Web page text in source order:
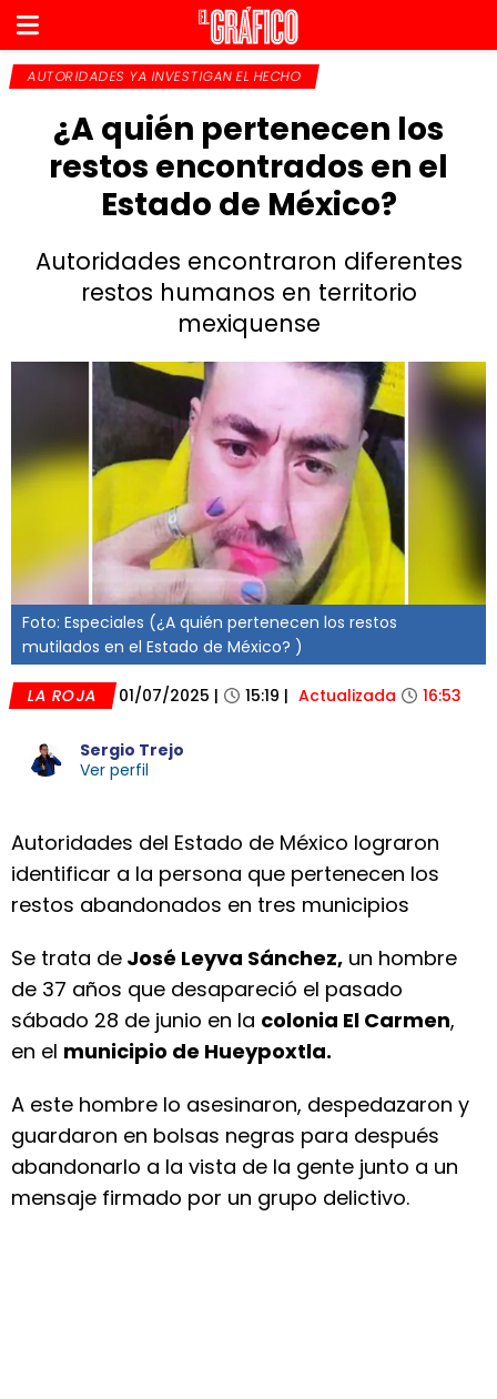
AUTORIDADES YA INVESTIGAN EL HECHO
¿A quién pertenecen los
restos encontrados en el
Estado de México?
Autoridades encontraron diferentes
restos humanos en territorio
mexiquense
Foto: Especiales (¿A quién pertenecen los restos
mutilados en el Estado de México? )
LA ROJA 01/07/2025 | 15:19 | Actualizada 16:53
Sergio Trejo
Ver perfil
Autoridades del Estado de México lograron
identificar a la persona que pertenecen los
restos abandonados en tres municipios
Se trata de José Leyva Sánchez, un hombre
de 37 años que desapareció el pasado
sábado 28 de junio en la colonia El Carmen,
en el municipio de Hueypoxtla.
A este hombre lo asesinaron, despedazaron y
guardaron en bolsas negras para después
abandonarlo a la vista de la gente junto a un
mensaje firmado por un grupo delictivo.